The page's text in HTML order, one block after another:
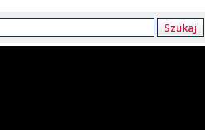
Szukaj